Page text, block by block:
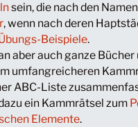
sein, die nach den
, wenn nach deren
Beispiele.
aber auch ganze
umfangreicheren
ABC-Liste
ein Kammrätsel zum
Elemente.